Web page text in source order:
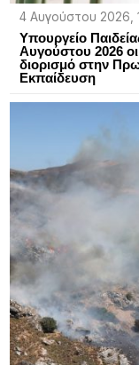
4 Αυγούστου 2026,
Υπουργείο
Αυγούστου 2026 οι
διορισμό στην
Εκπαίδευση